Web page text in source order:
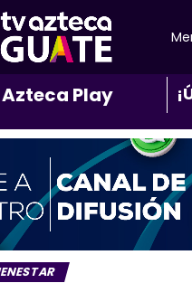
Azteca Play